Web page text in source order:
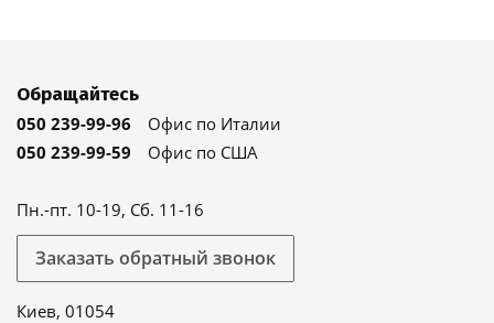
Обращайтесь
050 239-99-96
Офис по Италии
050 239-99-59
Офис по США
Пн.-пт. 10-19, Сб. 11-16
Заказать обратный звонок
Киев, 01054